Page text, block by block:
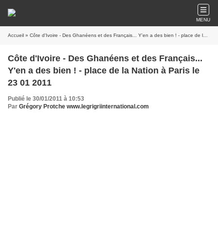
MENU
Accueil » Côte d'Ivoire - Des Ghanéens et des Français... Y'en a des bien ! - place de la Nation à Paris le 23 01 2011
Côte d'Ivoire - Des Ghanéens et des Français...
Y'en a des bien ! - place de la Nation à Paris le
23 01 2011
Publié le 30/01/2011 à 10:53
Par Grégory Protche www.legrigriinternational.com